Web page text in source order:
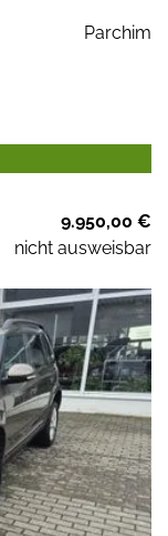
Parchim
9.950,00 €
nicht ausweisbar